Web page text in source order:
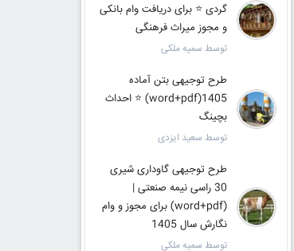
گردی ⭐ برای دریافت وام بانکی
و مجوز میراث فرهنگی
توسط سمیه ملکی
طرح توجیهی بتن آماده
1405(word+pdf) ⭐ احداث
بچینگ
توسط سعید ایزدی
طرح توجیهی گاوداری شیری
30 راسی نیمه صنعتی |
(word+pdf) برای مجوز و وام
نگارش سال 1405
توسط سمیه ملکی